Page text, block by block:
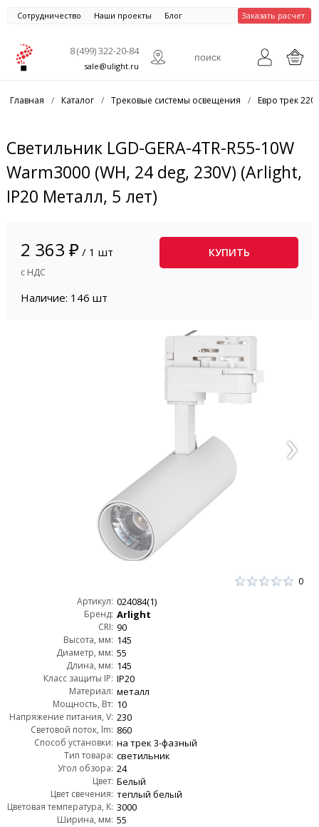
Сотрудничество Наши проекты Блог Заказать расчет
8 (499) 322-20-84
sale@ulight.ru
Главная / Каталог / Трековые системы освещения / Евро трек
Светильник LGD-GERA-4TR-R55-10W
Warm3000 (WH, 24 deg, 230V) (Arlight,
IP20 Металл, 5 лет)
2 363 ₽ / 1 шт
с НДС
КУПИТЬ
Наличие: 146 шт
0
Артикул: 024084(1)
Бренд: Arlight
CRI: 90
Высота, мм: 145
Диаметр, мм: 55
Длина, мм: 145
Класс защиты IP: IP20
Материал: металл
Мощность, Вт: 10
Напряжение питания, V: 230
Световой поток, lm: 860
Способ установки: на трек 3-фазный
Тип товара: светильник
Угол обзора: 24
Цвет: Белый
Цвет свечения: теплый белый
Цветовая температура, K: 3000
Ширина, мм: 55